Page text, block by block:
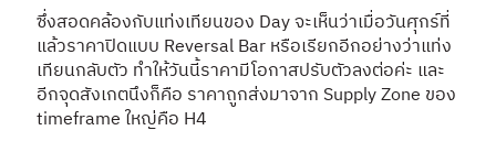
ซึ่งสอดคล้องกับแท่งเทียนของ Day จะเห็นว่าเมื่อวันศุกร์ที่
แล้วราคาปิดแบบ Reversal Bar หรือเรียกอีกอย่างว่าแท่ง
เทียนกลับตัว ทำให้วันนี้ราคามีโอกาสปรับตัวลงต่อค่ะ และ
อีกจุดสังเกตนึงก็คือ ราคาถูกส่งมาจาก Supply Zone ของ
timeframe ใหญ่คือ H4